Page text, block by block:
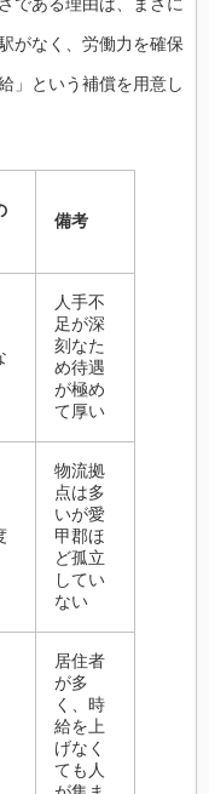
がなく、労働力を確保
」という補償を用意し
備考
人手不
足が深
刻なた
め待遇
が極め
て厚い
物流拠
点は多
いが愛
甲郡ほ
ど孤立
してい
ない
居住者
が多
く、時
給を上
げなく
ても人